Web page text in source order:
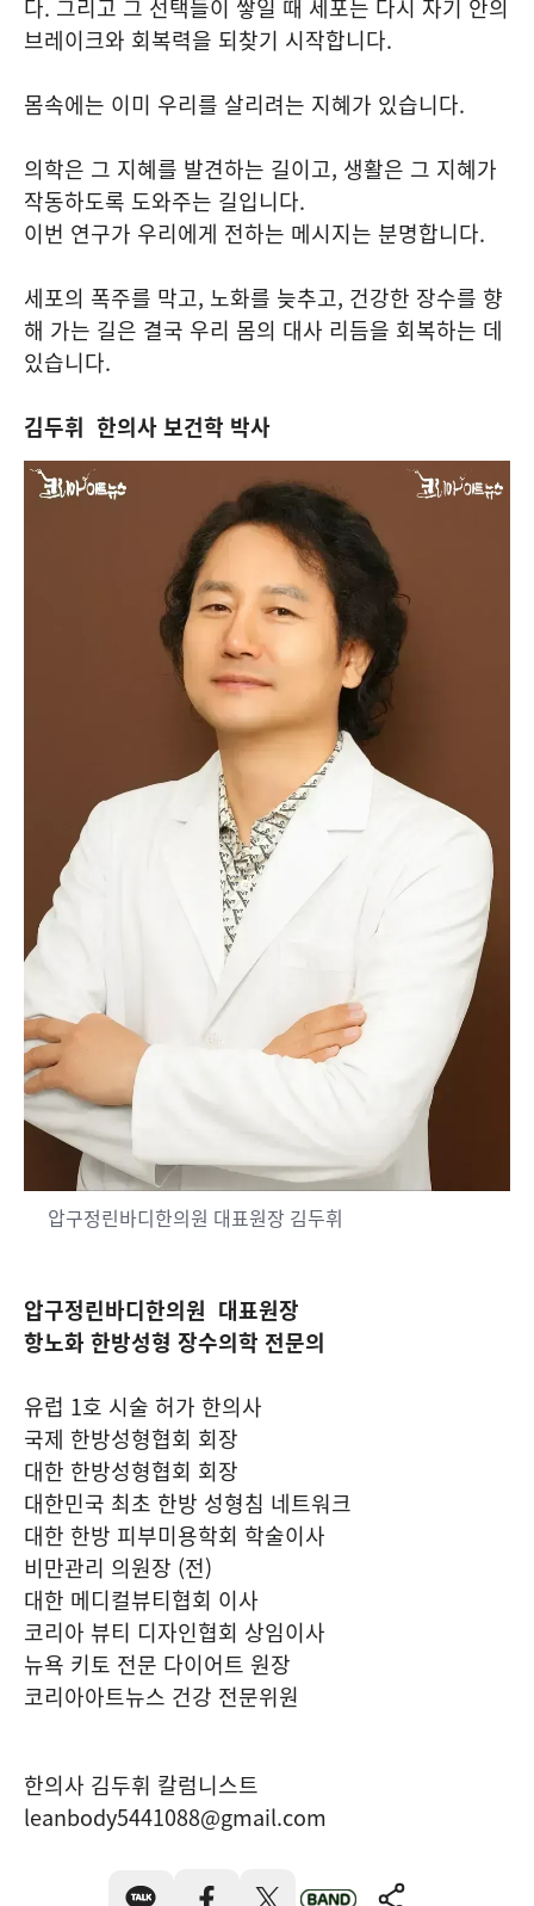
다. 그리고 그 선택들이 쌓일 때 세포는 다시 자기 안의
브레이크와 회복력을 되찾기 시작합니다.
몸속에는 이미 우리를 살리려는 지혜가 있습니다.
의학은 그 지혜를 발견하는 길이고, 생활은 그 지혜가
작동하도록 도와주는 길입니다.
이번 연구가 우리에게 전하는 메시지는 분명합니다.
세포의 폭주를 막고, 노화를 늦추고, 건강한 장수를 향
해 가는 길은 결국 우리 몸의 대사 리듬을 회복하는 데
있습니다.
김두휘 한의사 보건학 박사
압구정린바디한의원 대표원장 김두휘
압구정린바디한의원 대표원장
항노화 한방성형 장수의학 전문의
유럽 1호 시술 허가 한의사
국제 한방성형협회 회장
대한 한방성형협회 회장
대한민국 최초 한방 성형침 네트워크
대한 한방 피부미용학회 학술이사
비만관리 의원장 (전)
대한 메디컬뷰티협회 이사
코리아 뷰티 디자인협회 상임이사
뉴욕 키토 전문 다이어트 원장
코리아아트뉴스 건강 전문위원
한의사 김두휘 칼럼니스트
leanbody5441088@gmail.com